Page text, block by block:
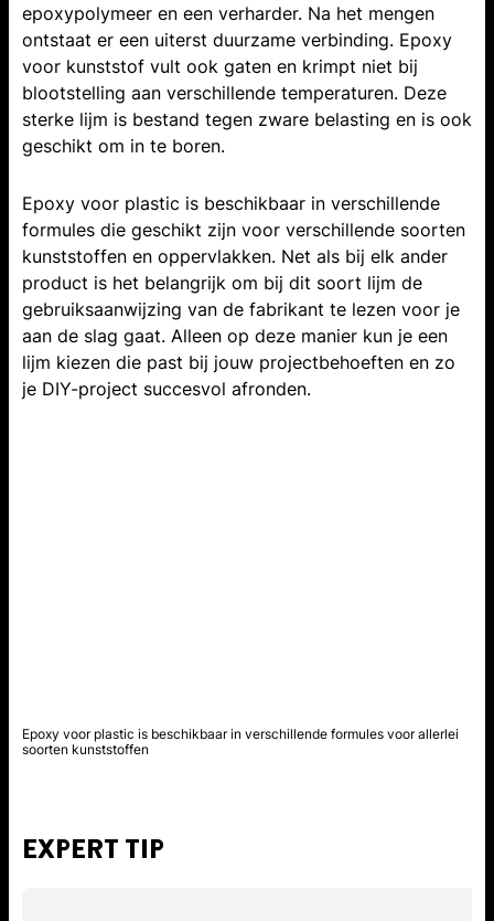
epoxypolymeer en een verharder. Na het mengen
ontstaat er een uiterst duurzame verbinding. Epoxy
voor kunststof vult ook gaten en krimpt niet bij
blootstelling aan verschillende temperaturen. Deze
sterke lijm is bestand tegen zware belasting en is ook
geschikt om in te boren.
Epoxy voor plastic is beschikbaar in verschillende
formules die geschikt zijn voor verschillende soorten
kunststoffen en oppervlakken. Net als bij elk ander
product is het belangrijk om bij dit soort lijm de
gebruiksaanwijzing van de fabrikant te lezen voor je
aan de slag gaat. Alleen op deze manier kun je een
lijm kiezen die past bij jouw projectbehoeften en zo
je DIY-project succesvol afronden.
Epoxy voor plastic is beschikbaar in verschillende formules voor allerlei
soorten kunststoffen
EXPERT TIP